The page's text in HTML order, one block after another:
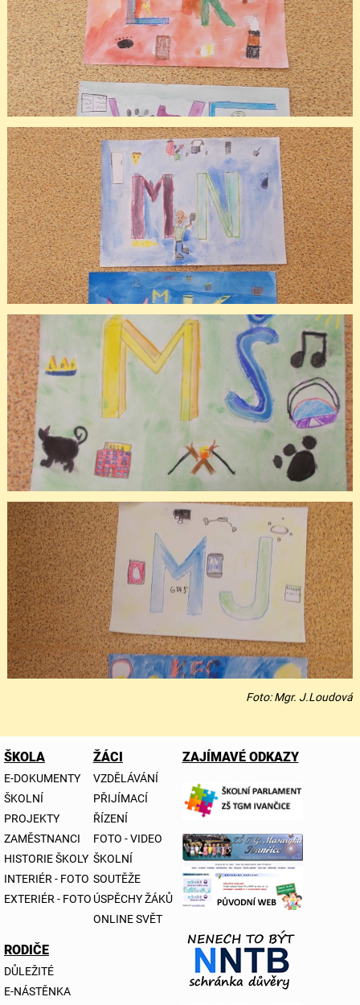
Foto: Mgr. J.Loudová
ŠKOLA
E-DOKUMENTY
ŠKOLNÍ
PROJEKTY
ZAMĚSTNANCI
HISTORIE ŠKOLY
INTERIÉR - FOTO
EXTERIÉR - FOTO
ŽÁCI
VZDĚLÁVÁNÍ
PŘIJÍMACÍ
ŘÍZENÍ
FOTO - VIDEO
ŠKOLNÍ
SOUTĚŽE
ÚSPĚCHY ŽÁKŮ
ONLINE SVĚT
RODIČE
DŮLEŽITÉ
E-NÁSTĚNKA
ZAJÍMAVÉ ODKAZY